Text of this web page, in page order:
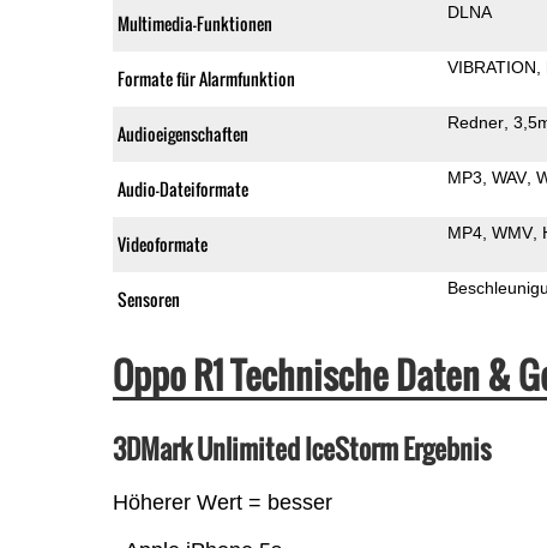
Multimedia-Funktionen DLNA
Formate für Alarmfunktion VIBRATION
Audioeigenschaften Redner
Audio-Dateiformate MP3 WAV
Videoformate MP4 WMV
Sensoren
Oppo R1 Technische Daten &
3DMark Unlimited IceStorm Ergebnis
Höherer Wert = besser